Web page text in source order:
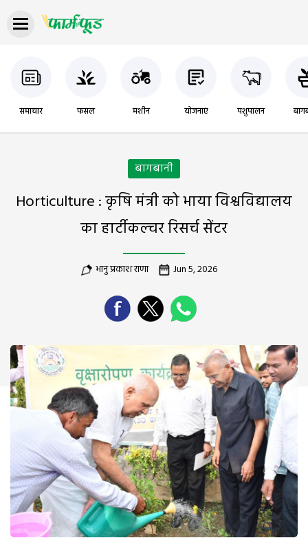
समाचार फसल मशीन योजनाएं पशुपालन
बागबानी
Horticulture : कृषि मंत्री को भाया विश्वविद्यालय
का हार्टीकल्चर रिसर्च सेंटर
भानु प्रकाश राणा Jun 5, 2026